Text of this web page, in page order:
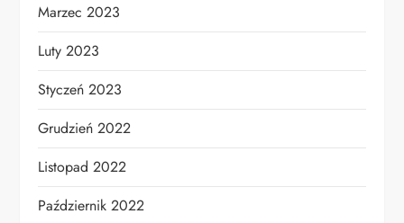
Marzec 2023
Luty 2023
Styczeń 2023
Grudzień 2022
Listopad 2022
Październik 2022